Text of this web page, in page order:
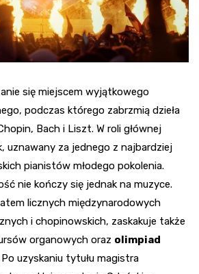
się miejscem wyjątkowego
podczas którego zabrzmią dzieła
Bach i Liszt. W roli głównej
uznawany za jednego z najbardziej
pianistów młodego pokolenia.
nie kończy się jednak na muzyce.
licznych międzynarodowych
i chopinowskich, zaskakuje także
organowych oraz olimpiad
Po uzyskaniu tytułu magistra